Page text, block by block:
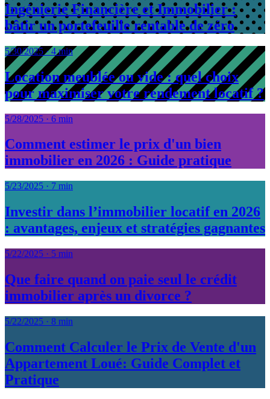
Ingénierie Financière et Immobilier :
bâtir un portefeuille rentable de zéro
5/30/2025 · 4 min
Location meublée ou vide : quel choix
pour maximiser votre rendement locatif ?
5/28/2025 · 6 min
Comment estimer le prix d'un bien
immobilier en 2026 : Guide pratique
5/23/2025 · 7 min
Investir dans l’immobilier locatif en 2026
: avantages, enjeux et stratégies gagnantes
5/22/2025 · 5 min
Que faire quand on paie seul le crédit
immobilier après un divorce ?
5/22/2025 · 8 min
Comment Calculer le Prix de Vente d'un
Appartement Loué: Guide Complet et
Pratique